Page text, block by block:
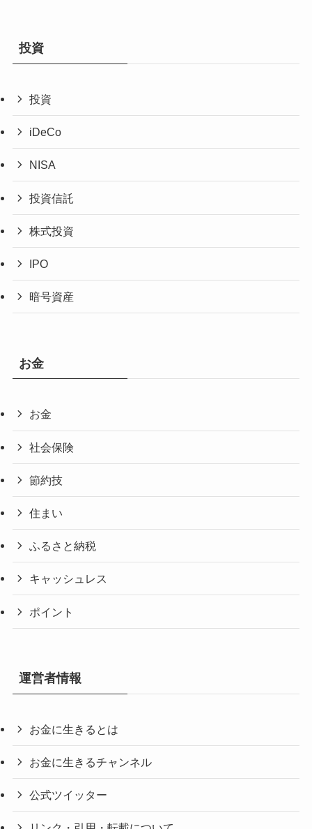
投資
投資
iDeCo
NISA
投資信託
株式投資
IPO
暗号資産
お金
お金
社会保険
節約技
住まい
ふるさと納税
キャッシュレス
ポイント
運営者情報
お金に生きるとは
お金に生きるチャンネル
公式ツイッター